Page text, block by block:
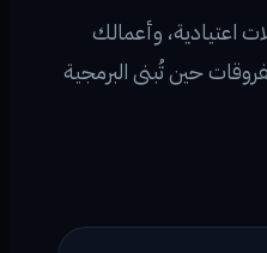
اعتيادية، وأعمالك
حين تُبنى البرمجية